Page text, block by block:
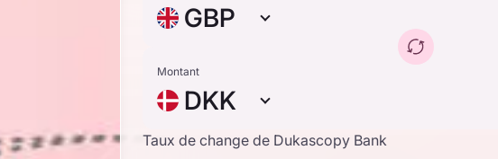
GBP
Montant
DKK
Taux de change de Dukascopy Bank